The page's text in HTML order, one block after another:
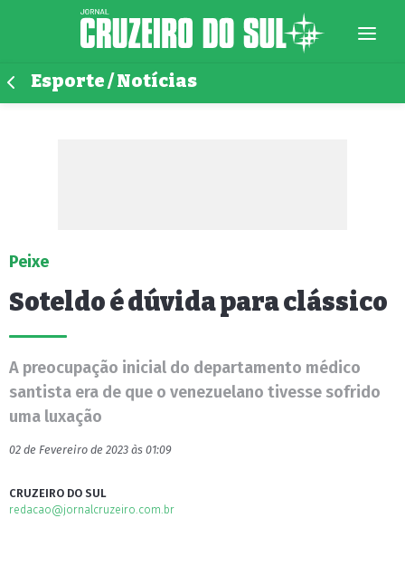
Esporte / Notícias
Peixe
Soteldo é dúvida para clássico
A preocupação inicial do departamento médico
santista era de que o venezuelano tivesse sofrido
uma luxação
02 de Fevereiro de 2023 às 01:09
CRUZEIRO DO SUL
redacao@jornalcruzeiro.com.br